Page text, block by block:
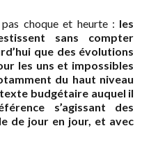
choque et heurte : les
sans compter
que des évolutions
les uns et impossibles
du haut niveau
budgétaire auquel il
s’agissant des
de jour en jour, et avec